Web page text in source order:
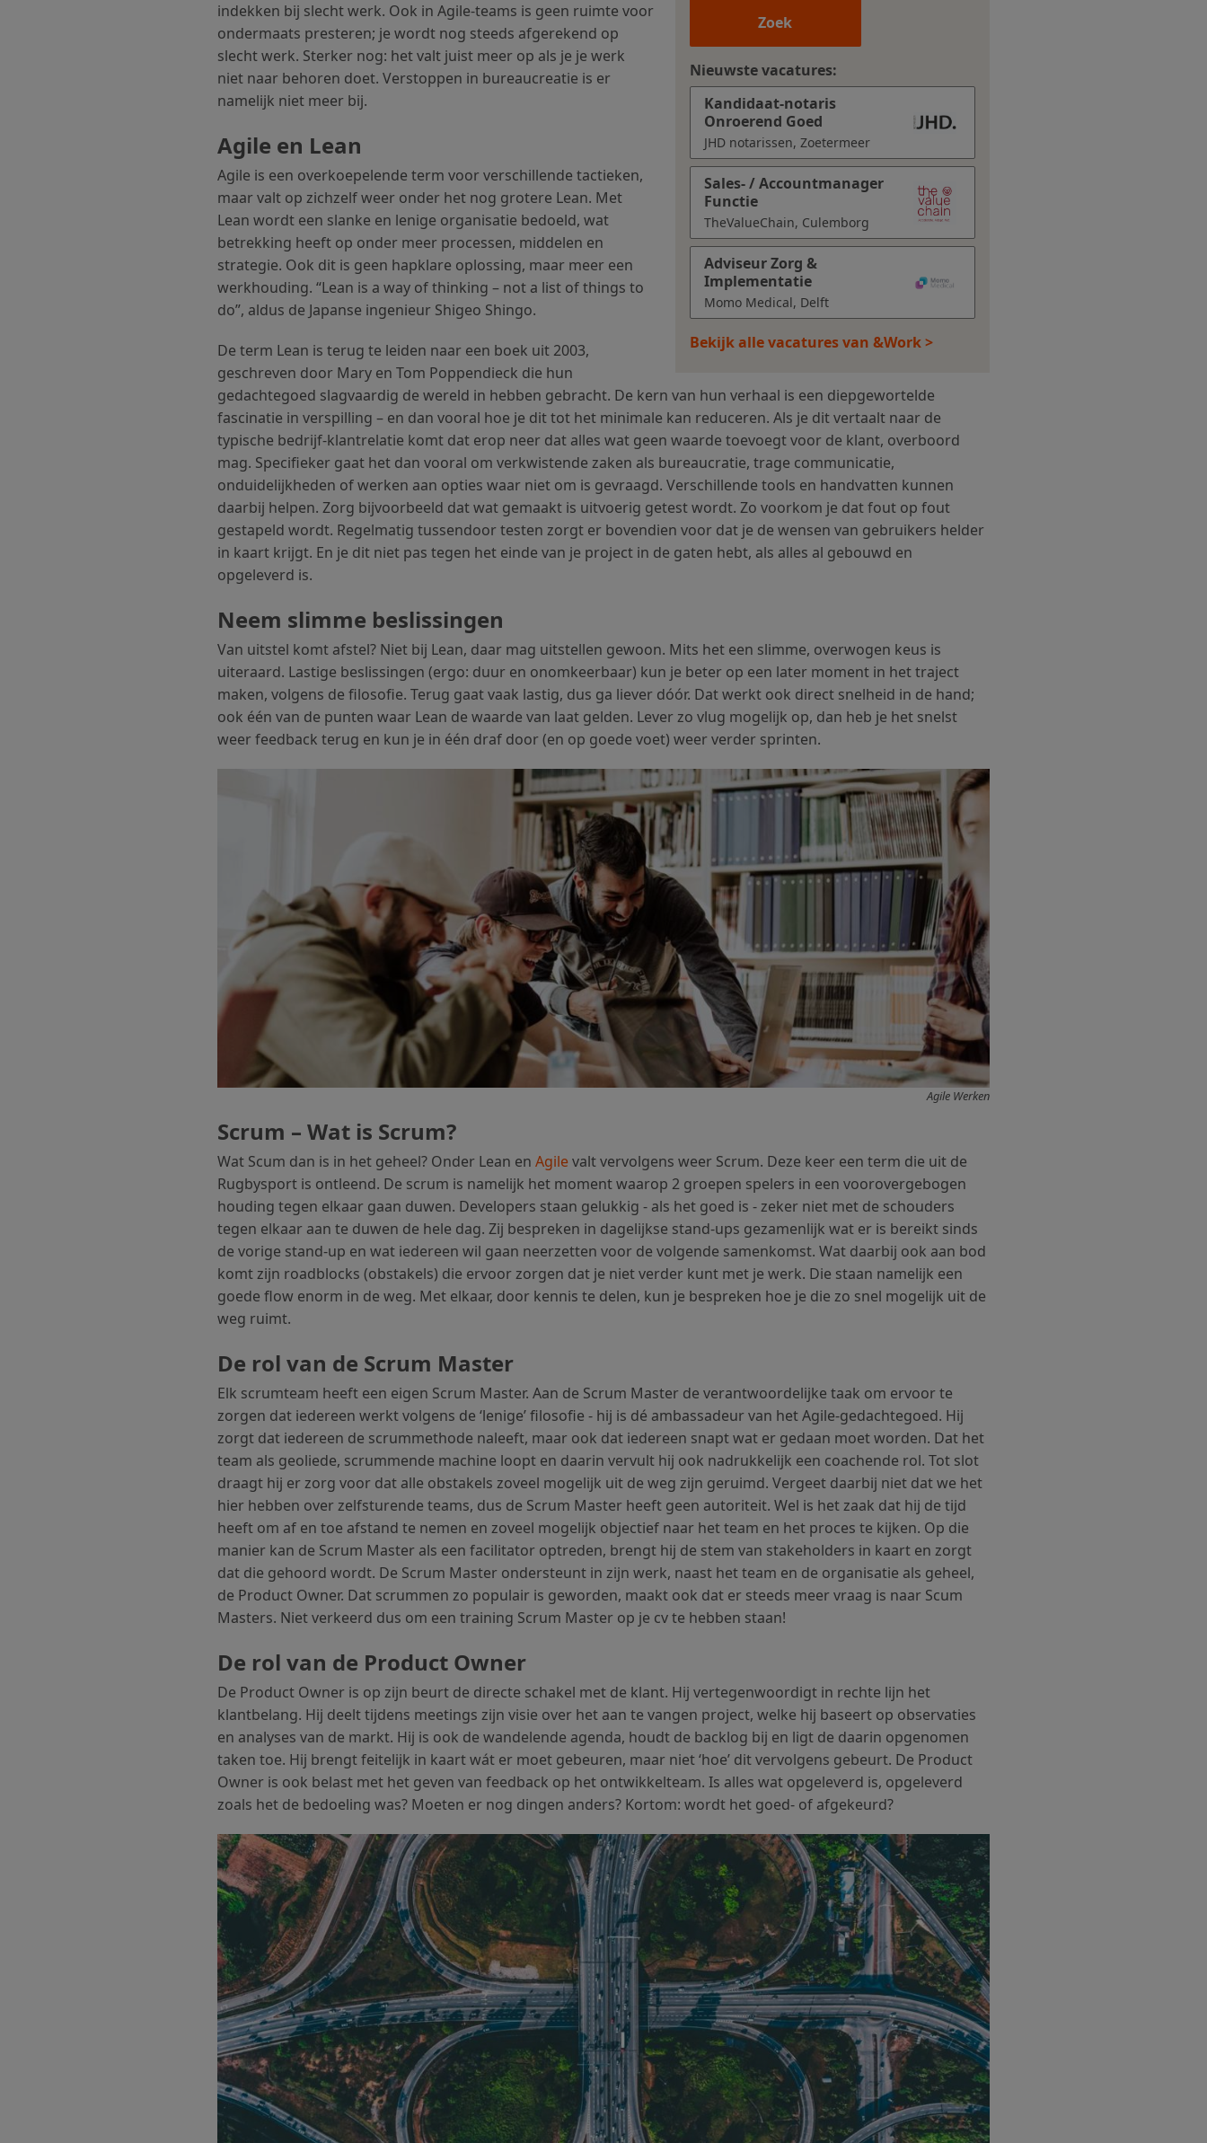
Zoek
Nieuwste vacatures:
Kandidaat-notaris
Onroerend Goed
JHD notarissen, Zoetermeer
Sales- / Accountmanager
Functie
TheValueChain, Culemborg
Adviseur Zorg &
Implementatie
Momo Medical, Delft
Bekijk alle vacatures van &Work >
indekken bij slecht werk. Ook in Agile-teams is geen ruimte voor
ondermaats presteren; je wordt nog steeds afgerekend op
slecht werk. Sterker nog: het valt juist meer op als je je werk
niet naar behoren doet. Verstoppen in bureaucreatie is er
namelijk niet meer bij.
Agile en Lean
Agile is een overkoepelende term voor verschillende tactieken,
maar valt op zichzelf weer onder het nog grotere Lean. Met
Lean wordt een slanke en lenige organisatie bedoeld, wat
betrekking heeft op onder meer processen, middelen en
strategie. Ook dit is geen hapklare oplossing, maar meer een
werkhouding. “Lean is a way of thinking – not a list of things to
do”, aldus de Japanse ingenieur Shigeo Shingo.
De term Lean is terug te leiden naar een boek uit 2003,
geschreven door Mary en Tom Poppendieck die hun
gedachtegoed slagvaardig de wereld in hebben gebracht. De kern van hun verhaal is een diepgewortelde
fascinatie in verspilling – en dan vooral hoe je dit tot het minimale kan reduceren. Als je dit vertaalt naar de
typische bedrijf-klantrelatie komt dat erop neer dat alles wat geen waarde toevoegt voor de klant, overboord
mag. Specifieker gaat het dan vooral om verkwistende zaken als bureaucratie, trage communicatie,
onduidelijkheden of werken aan opties waar niet om is gevraagd. Verschillende tools en handvatten kunnen
daarbij helpen. Zorg bijvoorbeeld dat wat gemaakt is uitvoerig getest wordt. Zo voorkom je dat fout op fout
gestapeld wordt. Regelmatig tussendoor testen zorgt er bovendien voor dat je de wensen van gebruikers helder
in kaart krijgt. En je dit niet pas tegen het einde van je project in de gaten hebt, als alles al gebouwd en
opgeleverd is.
Neem slimme beslissingen
Van uitstel komt afstel? Niet bij Lean, daar mag uitstellen gewoon. Mits het een slimme, overwogen keus is
uiteraard. Lastige beslissingen (ergo: duur en onomkeerbaar) kun je beter op een later moment in het traject
maken, volgens de filosofie. Terug gaat vaak lastig, dus ga liever dóór. Dat werkt ook direct snelheid in de hand;
ook één van de punten waar Lean de waarde van laat gelden. Lever zo vlug mogelijk op, dan heb je het snelst
weer feedback terug en kun je in één draf door (en op goede voet) weer verder sprinten.
Agile Werken
Scrum – Wat is Scrum?
Wat Scum dan is in het geheel? Onder Lean en Agilevalt vervolgens weer Scrum. Deze keer een term die uit de
Rugbysport is ontleend. De scrum is namelijk het moment waarop 2 groepen spelers in een voorovergebogen
houding tegen elkaar gaan duwen. Developers staan gelukkig - als het goed is - zeker niet met de schouders
tegen elkaar aan te duwen de hele dag. Zij bespreken in dagelijkse stand-ups gezamenlijk wat er is bereikt sinds
de vorige stand-up en wat iedereen wil gaan neerzetten voor de volgende samenkomst. Wat daarbij ook aan bod
komt zijn roadblocks (obstakels) die ervoor zorgen dat je niet verder kunt met je werk. Die staan namelijk een
goede flow enorm in de weg. Met elkaar, door kennis te delen, kun je bespreken hoe je die zo snel mogelijk uit de
weg ruimt.
De rol van de Scrum Master
Elk scrumteam heeft een eigen Scrum Master. Aan de Scrum Master de verantwoordelijke taak om ervoor te
zorgen dat iedereen werkt volgens de ‘lenige’ filosofie - hij is dé ambassadeur van het Agile-gedachtegoed. Hij
zorgt dat iedereen de scrummethode naleeft, maar ook dat iedereen snapt wat er gedaan moet worden. Dat het
team als geoliede, scrummende machine loopt en daarin vervult hij ook nadrukkelijk een coachende rol. Tot slot
draagt hij er zorg voor dat alle obstakels zoveel mogelijk uit de weg zijn geruimd. Vergeet daarbij niet dat we het
hier hebben over zelfsturende teams, dus de Scrum Master heeft geen autoriteit. Wel is het zaak dat hij de tijd
heeft om af en toe afstand te nemen en zoveel mogelijk objectief naar het team en het proces te kijken. Op die
manier kan de Scrum Master als een facilitator optreden, brengt hij de stem van stakeholders in kaart en zorgt
dat die gehoord wordt. De Scrum Master ondersteunt in zijn werk, naast het team en de organisatie als geheel,
de Product Owner. Dat scrummen zo populair is geworden, maakt ook dat er steeds meer vraag is naar Scum
Masters. Niet verkeerd dus om een training Scrum Master op je cv te hebben staan!
De rol van de Product Owner
De Product Owner is op zijn beurt de directe schakel met de klant. Hij vertegenwoordigt in rechte lijn het
klantbelang. Hij deelt tijdens meetings zijn visie over het aan te vangen project, welke hij baseert op observaties
en analyses van de markt. Hij is ook de wandelende agenda, houdt de backlog bij en ligt de daarin opgenomen
taken toe. Hij brengt feitelijk in kaart wát er moet gebeuren, maar niet ‘hoe’ dit vervolgens gebeurt. De Product
Owner is ook belast met het geven van feedback op het ontwikkelteam. Is alles wat opgeleverd is, opgeleverd
zoals het de bedoeling was? Moeten er nog dingen anders? Kortom: wordt het goed- of afgekeurd?